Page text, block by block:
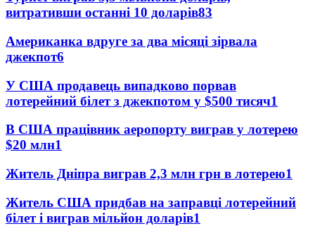
витративши останні 10 доларів83
Американка вдруге за два місяці зірвала
джекпот6
У США продавець випадково порвав
лотерейний білет з джекпотом у $500 тисяч1
В США працівник аеропорту виграв у лотерею
$20 млн1
Житель Дніпра виграв 2,3 млн грн в лотерею1
Житель США придбав на заправці лотерейний
білет і виграв мільйон доларів1